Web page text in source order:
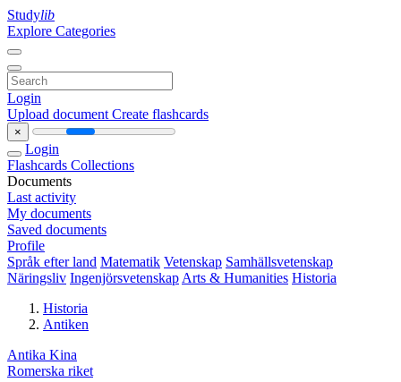
Studylib
Explore Categories
Login
Upload document Create flashcards
×
Login
Flashcards Collections
Documents
Last activity
My documents
Saved documents
Profile
Språk efter land Matematik Vetenskap Samhällsvetenskap
Näringsliv Ingenjörsvetenskap Arts & Humanities Historia
Historia
Antiken
Antika Kina
Romerska riket